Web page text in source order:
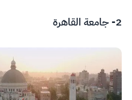
2- جامعة القاهرة